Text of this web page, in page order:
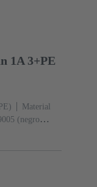
1A 3+PE
Material
(negro